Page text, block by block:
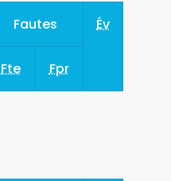
Fautes Év
Fte Fpr